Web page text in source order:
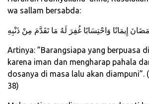
wa sallam bersabda:
إِيمَانًا وَاحْتِسَابًا غُفِرَ لَهُ مَا تَقَدَّمَ مِنْ ذَنْبِهِ
Artinya: ”Barangsiapa yang berpuasa
karena iman dan mengharap pahala
dosanya di masa lalu akan diampuni”.
38)